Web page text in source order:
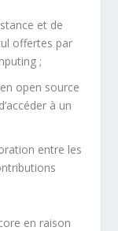
et de
offertes par
;
open source
à un
entre les
en raison